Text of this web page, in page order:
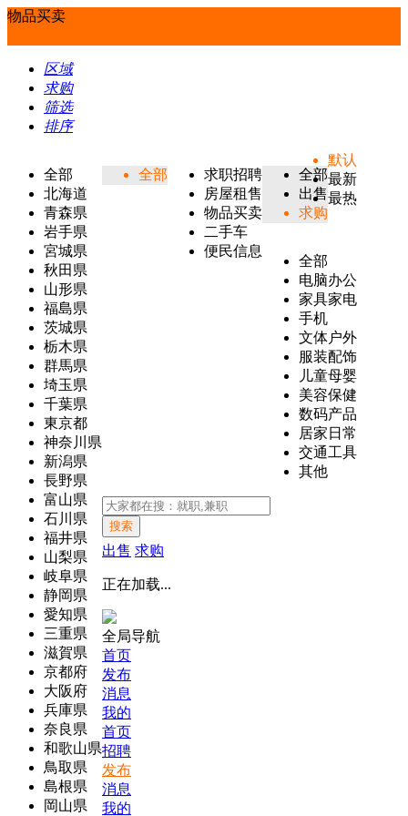
物品买卖
区域
求购
筛选
排序
全部
北海道
青森県
岩手県
宮城県
秋田県
山形県
福島県
茨城県
栃木県
群馬県
埼玉県
千葉県
東京都
神奈川県
新潟県
長野県
富山県
石川県
福井県
山梨県
岐阜県
静岡県
愛知県
三重県
滋賀県
京都府
大阪府
兵庫県
奈良県
和歌山県
鳥取県
島根県
岡山県
全部
求职招聘
房屋租售
物品买卖
二手车
便民信息
全部
出售
求购
全部
电脑办公
家具家电
手机
文体户外
服装配饰
儿童母婴
美容保健
数码产品
居家日常
交通工具
其他
默认
最新
最热
搜索
出售 求购
正在加载...
全局导航
首页
发布
消息
我的
首页
招聘
发布
消息
我的